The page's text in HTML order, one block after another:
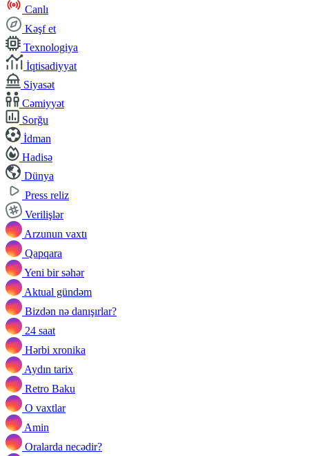
Canlı
Kəşf et
Texnologiya
İqtisadiyyat
Siyasət
Cəmiyyət
Sorğu
İdman
Hadisə
Dünya
Press reliz
Verilişlər
Arzunun vaxtı
Qapqara
Yeni bir səhər
Aktual gündəm
Bizdən nə danışırlar?
24 saat
Hərbi xronika
Aydın tarix
Retro Baku
O vaxtlar
Amin
Oralarda necədir?